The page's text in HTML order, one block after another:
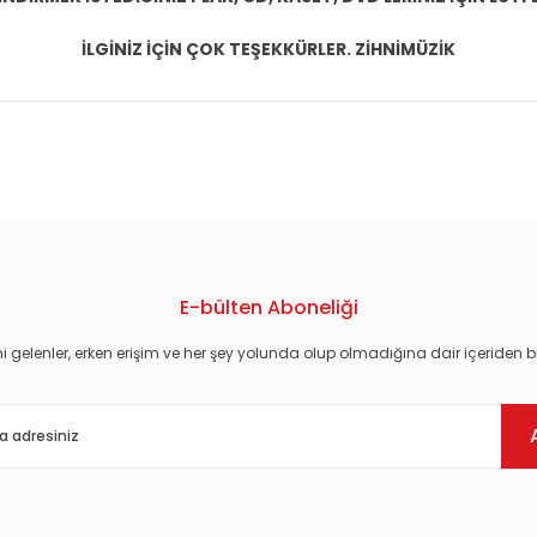
İLGİNİZ İÇİN ÇOK TEŞEKKÜRLER. ZİHNİMÜZİK
E-bülten Aboneliği
gelenler, erken erişim ve her şey yolunda olup olmadığına dair içeriden